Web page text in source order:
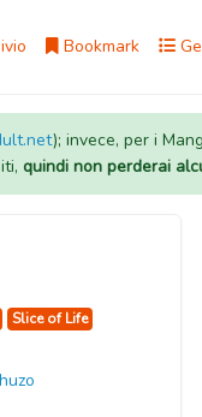
Bookmark
); invece, per i
quindi non perderai
Slice of Life